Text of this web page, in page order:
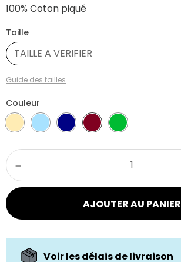
100% Coton piqué
Couleur
Taille
TAILLE A VERIFIER
Guide des tailles
AJOUTER AU PANIER
Voir les délais de livraison